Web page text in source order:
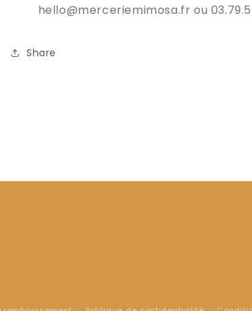
hello@merceriemimosa.fr ou
Share